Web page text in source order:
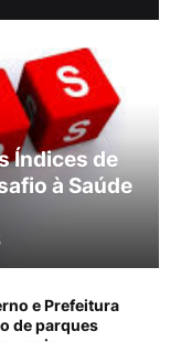
Índices de
à Saúde
e Prefeitura
de parques